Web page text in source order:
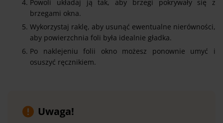
Powoli układaj ją tak, aby brzegi pokrywały się z
brzegami okna.
Wykorzystaj raklę, aby usunąć ewentualne nierówności,
aby powierzchnia foli była idealnie gładka.
Po naklejeniu folii okno możesz ponownie umyć i
osuszyć ręcznikiem.
Uwaga!